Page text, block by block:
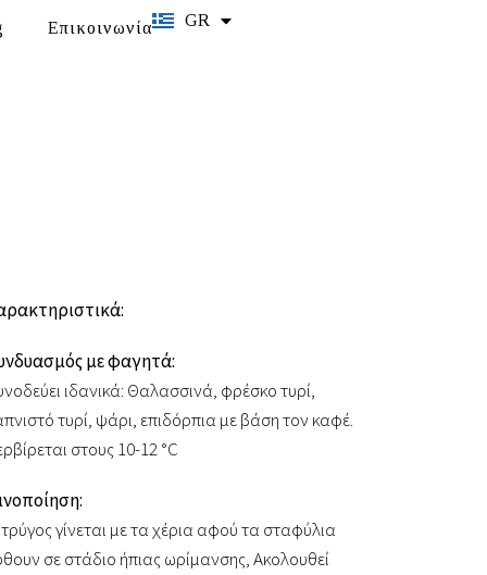
Επικοινωνία GR
EN
με φαγητά:
ιδανικά: Θαλασσινά, φρέσκο ​​τυρί,
τυρί, ψάρι, επιδόρπια με βάση τον καφέ.
στους 10-12 °C
γίνεται με τα χέρια αφού τα σταφύλια
σε στάδιο ήπιας ωρίμανσης, Ακολουθεί